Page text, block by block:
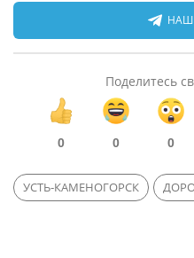
НАШ
Поделитесь
0 0 0
УСТЬ-КАМЕНОГОРСК